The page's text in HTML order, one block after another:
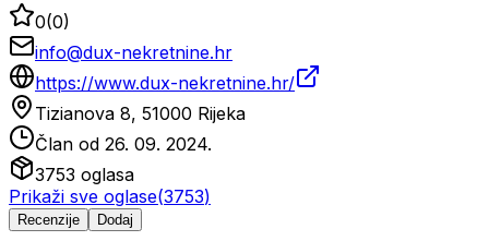
0(0)
info@dux-nekretnine.hr
https://www.dux-nekretnine.hr/
Tizianova 8, 51000 Rijeka
Član od 26. 09. 2024.
3753 oglasa
Prikaži sve oglase(3753)
Recenzije Dodaj